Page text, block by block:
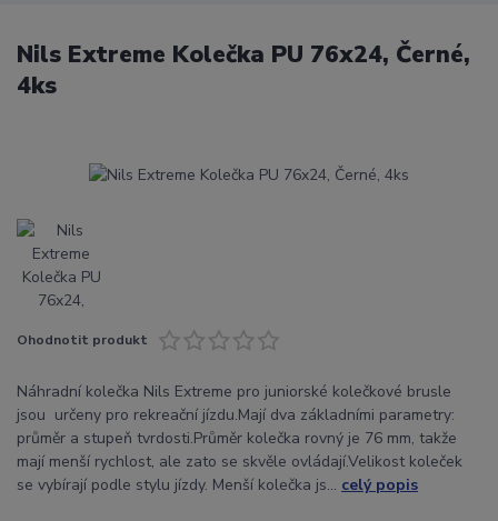
Nils Extreme Kolečka PU 76x24, Černé,
4ks
Ohodnotit produkt
Náhradní kolečka Nils Extreme pro juniorské kolečkové brusle
jsou určeny pro rekreační jízdu.Mají dva základními parametry:
průměr a stupeň tvrdosti.Průměr kolečka rovný je 76 mm, takže
mají menší rychlost, ale zato se skvěle ovládají.Velikost koleček
se vybírají podle stylu jízdy. Menší kolečka js... celý popis